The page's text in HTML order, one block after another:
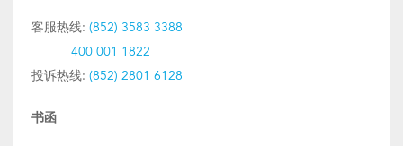
客服热线: (852) 3583 3388
400 001 1822
投诉热线: (852) 2801 6128
书函